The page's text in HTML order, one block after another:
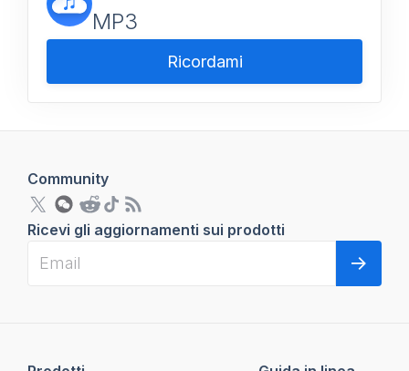
MP3
Ricordami
Community
Ricevi gli aggiornamenti sui prodotti